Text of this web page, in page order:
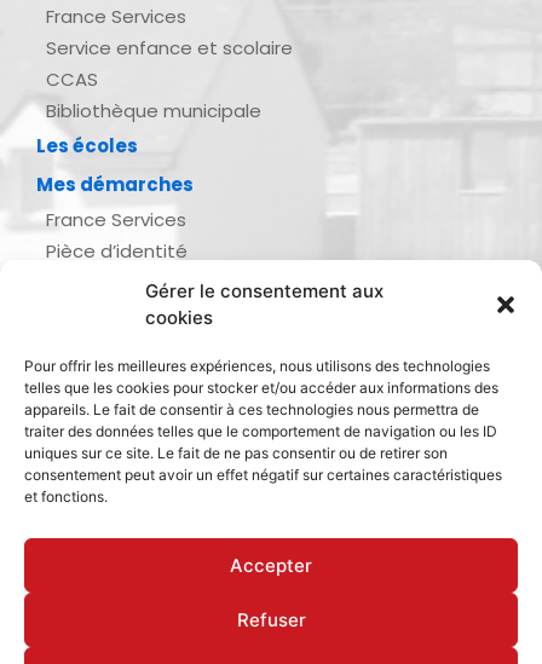
Gérer le consentement aux
cookies
Pour offrir les meilleures expériences, nous utilisons des technologies
telles que les cookies pour stocker et/ou accéder aux informations des
appareils. Le fait de consentir à ces technologies nous permettra de
traiter des données telles que le comportement de navigation ou les ID
uniques sur ce site. Le fait de ne pas consentir ou de retirer son
consentement peut avoir un effet négatif sur certaines caractéristiques
et fonctions.
Accepter
Refuser
France Services
Service enfance et scolaire
CCAS
Bibliothèque municipale
Les écoles
Mes démarches
France Services
Pièce d’identité
Demande d’actes d’état civil
Inscription listes électorales
Recensement militaire
Le journal de ma ville
Gestion des déchets
Mentions légales & politique de confidentialité